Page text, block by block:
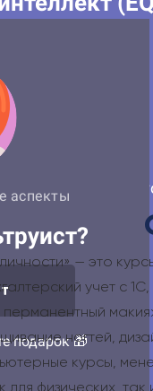
— это
учет с
перманентный
ногтей,
курсы,
для физических,